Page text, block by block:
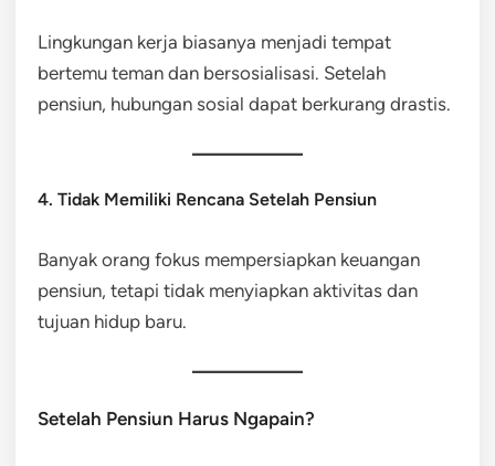
Lingkungan kerja biasanya menjadi tempat
bertemu teman dan bersosialisasi. Setelah
pensiun, hubungan sosial dapat berkurang drastis.
4. Tidak Memiliki Rencana Setelah Pensiun
Banyak orang fokus mempersiapkan keuangan
pensiun, tetapi tidak menyiapkan aktivitas dan
tujuan hidup baru.
Setelah Pensiun Harus Ngapain?